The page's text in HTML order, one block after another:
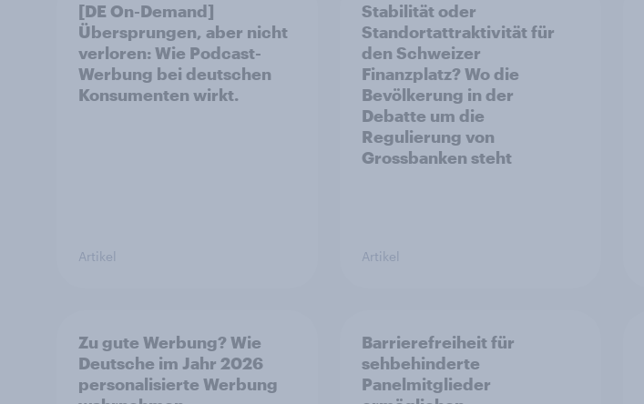
[DE On-Demand]
Übersprungen, aber nicht
verloren: Wie Podcast-
Werbung bei deutschen
Konsumenten wirkt.
Artikel
Stabilität oder
Standortattraktivität für
den Schweizer
Finanzplatz? Wo die
Bevölkerung in der
Debatte um die
Regulierung von
Grossbanken steht
Artikel
Zu gute Werbung? Wie
Deutsche im Jahr 2026
personalisierte Werbung
Barrierefreiheit für
sehbehinderte
Panelmitglieder